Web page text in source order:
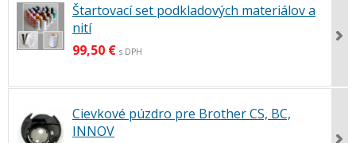
Štartovací set podkladových materiálov a
nití
99,50 € s DPH
Cievkové púzdro pre Brother CS, BC,
INNOV